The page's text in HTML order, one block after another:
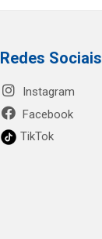
Redes Sociais
Instagram
Facebook
TikTok